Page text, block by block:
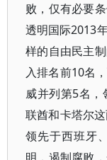
败，仅有必要
透明国际2013
样的自由民主
入排名前10名
威并列第5名，
联酋和卡塔尔
领先于西班牙